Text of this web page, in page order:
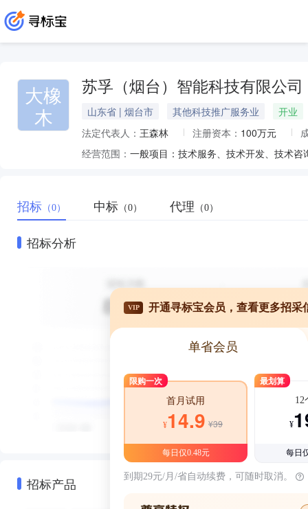
大橡
木
苏孚（烟台）智能科技有限公司
山东省 | 烟台市 其他科技推广服务业
开业
法定代表人： 王森林 注册资本： 100万元
经营范围：
招标 （0） 中标 （0） 代理 （0）
招标分析
招标产品
VIP 开通寻标宝会员，查看更多招采
单省会员
限购一次
首月试用
¥14.9 ¥39
每日仅0.48元
最划算
12
¥
每日
到期29元/月/省自动续费，可随时取消。